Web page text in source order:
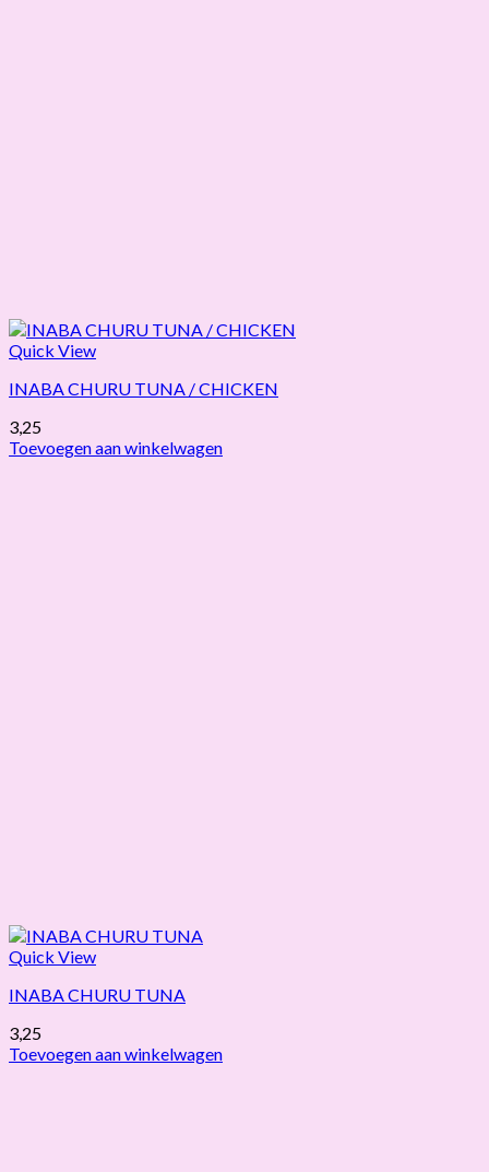
Quick View
INABA CHURU TUNA / CHICKEN
3,25
Toevoegen aan winkelwagen
Quick View
INABA CHURU TUNA
3,25
Toevoegen aan winkelwagen